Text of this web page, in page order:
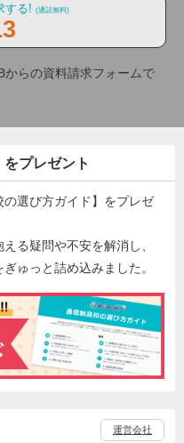
する! (通話無料)
からの資料請求フォームで
をプレゼント
選び方ガイド】をプレゼ
る疑問や不安を解消し、
ゅっと詰め込みました。
運営会社